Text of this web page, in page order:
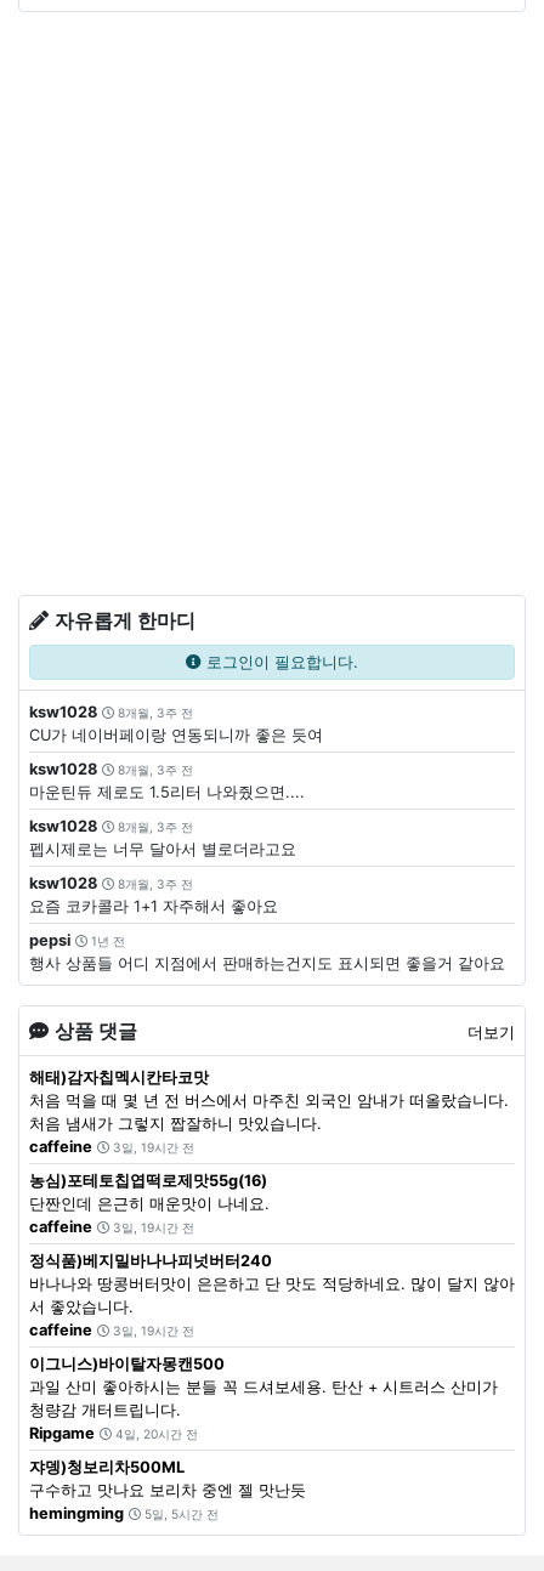
자유롭게 한마디
로그인이 필요합니다.
ksw1028 8개월, 3주 전
CU가 네이버페이랑 연동되니까 좋은 듯여
ksw1028
8개월, 3주 전
마운틴듀 제로도 1.5리터 나와줬으면....
ksw1028
8개월, 3주 전
펩시제로는 너무 달아서 별로더라고요
ksw1028
8개월, 3주 전
요즘 코카콜라 1+1 자주해서 좋아요
pepsi
1년 전
행사 상품들 어디 지점에서 판매하는건지도 표시되면 좋을거 같아요
상품 댓글 더보기
해태)감자칩멕시칸타코맛
처음 먹을 때 몇 년 전 버스에서 마주친 외국인 암내가 떠올랐습니다.
처음 냄새가 그렇지 짭잘하니 맛있습니다.
caffeine
3일, 19시간 전
농심)포테토칩엽떡로제맛55g(16)
단짠인데 은근히 매운맛이 나네요.
caffeine
3일, 19시간 전
정식품)베지밀바나나피넛버터240
바나나와 땅콩버터맛이 은은하고 단 맛도 적당하네요. 많이 달지 않아
서 좋았습니다.
caffeine
3일, 19시간 전
이그니스)바이탈자몽캔500
과일 산미 좋아하시는 분들 꼭 드셔보세용. 탄산 + 시트러스 산미가
청량감 개터트립니다.
Ripgame
4일, 20시간 전
쟈뎅)청보리차500ML
구수하고 맛나요 보리차 중엔 젤 맛난듯
hemingming
5일, 5시간 전